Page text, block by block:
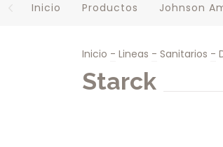
Inicio Productos Johnson
Inicio - Lineas - Sanitarios -
Starck